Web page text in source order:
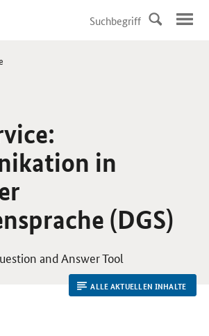
in
(DGS)
and Answer Tool
ALLE AKTUELLEN INHALTE